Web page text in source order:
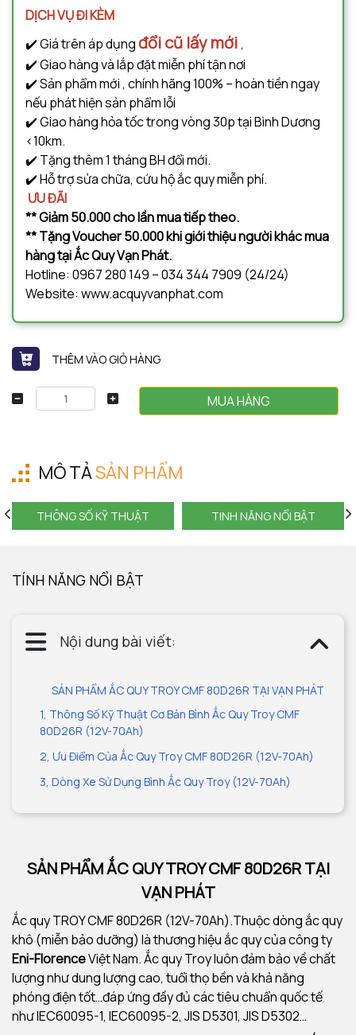
DỊCH VỤ ĐI KÈM
✔️ Giá trên áp dụngđổi cũ lấy mới,
✔️ Giao hàng và lắp đặt miễn phí tận nơi
✔️ Sản phẩm mới , chính hãng 100% – hoàn tiền ngay
nếu phát hiện sản phẩm lỗi
✔️ Giao hàng hỏa tốc trong vòng 30p tại Bình Dương
<10km.
✔️ Tặng thêm 1 tháng BH đổi mới.
✔️ Hỗ trợ sửa chữa, cứu hộ ắc quy miễn phí.
ƯU ĐÃI
** Giảm 50.000 cho lần mua tiếp theo.
** Tặng Voucher 50.000 khi giới thiệu người khác mua
hàng tại Ắc Quy Vạn Phát.
Hotline: 0967 280 149 – 034 344 7909 (24/24)
Website: www.acquyvanphat.com
THÊM VÀO GIỎ HÀNG
MUA HÀNG
MÔ TẢSẢN PHẨM
THÔNG SỐ KỸ THUẬT TINH NĂNG NỔI BẬT
TÍNH NĂNG NỔI BẬT
Nội dung bài viết:
SẢN PHẨM ẮC QUY TROY CMF 80D26R TẠI VẠN PHÁT
1, Thông Số Kỹ Thuật Cơ Bản Bình Ắc Quy Troy CMF
80D26R (12V-70Ah)
2, Ưu Điểm Của Ắc Quy Troy CMF 80D26R (12V-70Ah)
3, Dòng Xe Sử Dụng Bình Ắc Quy Troy (12V-70Ah)
SẢN PHẨM ẮC QUY TROY CMF 80D26R TẠI
VẠN PHÁT
Ắc quy TROY CMF 80D26R (12V-70Ah).Thuộc dòng ắc quy
khô (miễn bảo dưỡng) là thương hiệu ắc quy của công ty
Eni-FlorenceViệt Nam. Ắc quy Troy luôn đảm bảo về chất
lượng như dung lượng cao, tuổi thọ bền và khả năng
phóng điện tốt…đáp ứng đầy đủ các tiêu chuẩn quốc tế
như IEC60095-1, IEC60095-2, JIS D5301, JIS D5302…